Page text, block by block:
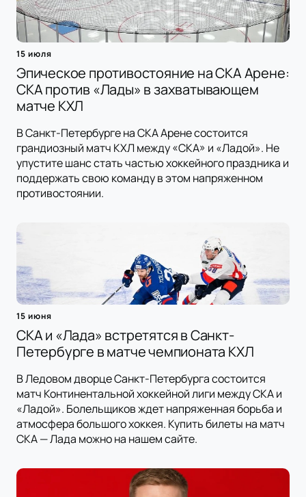
15 июля
Эпическое противостояние на СКА Арене:
СКА против «Лады» в захватывающем
матче КХЛ
В Санкт-Петербурге на СКА Арене состоится
грандиозный матч КХЛ между «СКА» и «Ладой». Не
упустите шанс стать частью хоккейного праздника и
поддержать свою команду в этом напряженном
противостоянии.
15 июня
СКА и «Лада» встретятся в Санкт-
Петербурге в матче чемпионата КХЛ
В Ледовом дворце Санкт-Петербурга состоится
матч Континентальной хоккейной лиги между СКА и
«Ладой». Болельщиков ждет напряженная борьба и
атмосфера большого хоккея. Купить билеты на матч
СКА — Лада можно на нашем сайте.